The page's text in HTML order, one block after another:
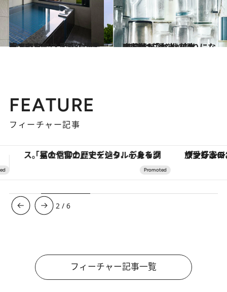
2018.1.9
チェックアウト時刻が遅くてうれしい 至福の温泉宿 BEST5
旅＆お出かけ 2017.3.7
齋藤薫が選ぶ化粧水BEST12「本当に頼りになる1本はこれ！」
ビューティ＆ヘルス
FEATURE
フィーチャー記事
ヴァシュロン・コンスタンタン「オーヴァーシーズ・オートマティック」。旅愛好家のお気に入りコレクションから、ジェンダーレスな新作が登場 【銀座で出合う最旬美容】美髪ケアや上質
3 /6
フィーチャー記事一覧